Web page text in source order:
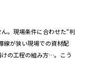
。現場条件に合わせた“判
線が狭い現場での資材配
の工程の組み方…。こう